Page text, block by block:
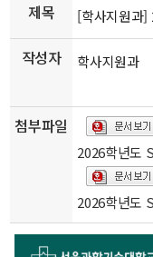
제목 [학사지원과]
작성자 학사지원과
첨부파일
2026학년도
2026학년도